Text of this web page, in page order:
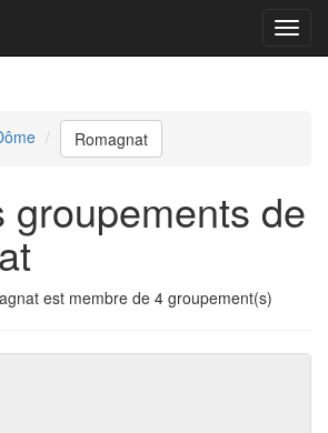
Menu
Romagnat
groupements de
est membre de 4 groupement(s)